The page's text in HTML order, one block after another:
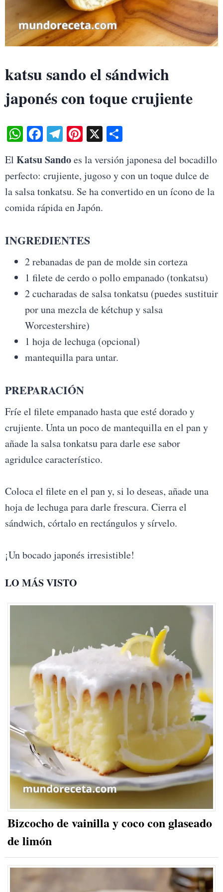
katsu sando el sándwich
japonés con toque crujiente
W
ts
A
pp
Fa
bo
ok
Te
gr
a
m
Pi
er
es
t
X S
re
El Katsu Sandoes la versión japonesa del bocadillo
perfecto: crujiente, jugoso y con un toque dulce de
la salsa tonkatsu. Se ha convertido en un ícono de la
comida rápida en Japón.
INGREDIENTES
2 rebanadas de pan de molde sin corteza
1 filete de cerdo o pollo empanado (tonkatsu)
2 cucharadas de salsa tonkatsu (puedes sustituir
por una mezcla de kétchup y salsa
Worcestershire)
1 hoja de lechuga (opcional)
mantequilla para untar.
PREPARACIÓN
Fríe el filete empanado hasta que esté dorado y
crujiente. Unta un poco de mantequilla en el pan y
añade la salsa tonkatsu para darle ese sabor
agridulce característico.
Coloca el filete en el pan y, si lo deseas, añade una
hoja de lechuga para darle frescura. Cierra el
sándwich, córtalo en rectángulos y sírvelo.
¡Un bocado japonés irresistible!
LO MÁS VISTO
Bizcocho de vainilla y coco con glaseado
de limón